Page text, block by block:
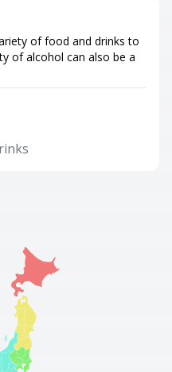
of food and drinks to
of alcohol can also be a